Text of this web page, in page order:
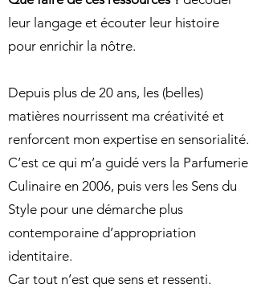
leur langage et écouter leur histoire
pour enrichir la nôtre.
Depuis plus de 20 ans, les (belles)
matières nourrissent ma créativité et
renforcent mon expertise en sensorialité.
C’est ce qui m’a guidé vers la Parfumerie
Culinaire en 2006, puis vers les Sens du
Style pour une démarche plus
contemporaine d’appropriation
identitaire.
Car tout n’est que sens et ressenti.